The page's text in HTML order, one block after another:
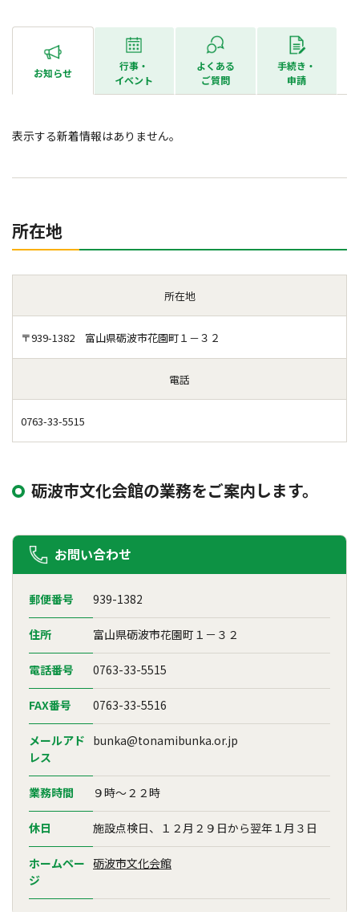
お知らせ
行事・
イベント
よくある
ご質問
手続き・
申請
表示する新着情報はありません。
所在地
所在地
〒939-1382 富山県砺波市花園町１－３２
電話
0763-33-5515
砺波市文化会館の業務をご案内します。
お問い合わせ
郵便番号 939-1382
住所 富山県砺波市花園町１－３２
電話番号 0763-33-5515
FAX番号 0763-33-5516
メールアド
レス
bunka@tonamibunka.or.jp
業務時間 ９時～２２時
休日 施設点検日、１２月２９日から翌年１月３日
ホームペー
ジ
砺波市文化会館